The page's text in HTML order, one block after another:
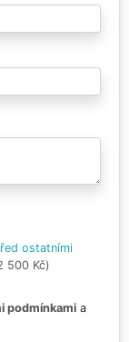
ostatními
500 Kč)
podmínkami a